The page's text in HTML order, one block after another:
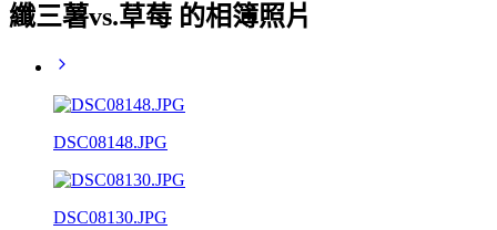
纖三薯vs.草莓 的相簿照片
DSC08148.JPG
DSC08130.JPG